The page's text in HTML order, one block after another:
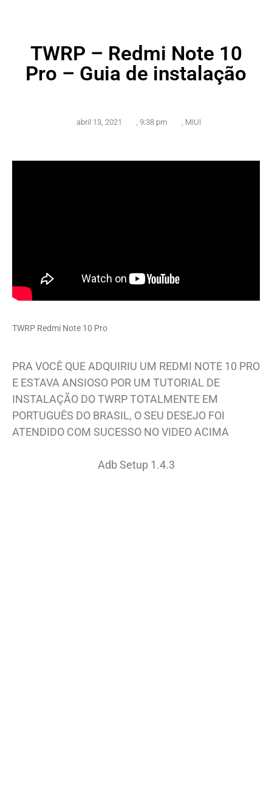
TWRP – Redmi Note 10
Pro – Guia de instalação
abril 13, 2021 , 9:38 pm , MIUI
TWRP Redmi Note 10 Pro
PRA VOCÊ QUE ADQUIRIU UM REDMI NOTE 10 PRO
E ESTAVA ANSIOSO POR UM TUTORIAL DE
INSTALAÇÃO DO TWRP TOTALMENTE EM
PORTUGUÊS DO BRASIL, O SEU DESEJO FOI
ATENDIDO COM SUCESSO NO VIDEO ACIMA
Adb Setup 1.4.3